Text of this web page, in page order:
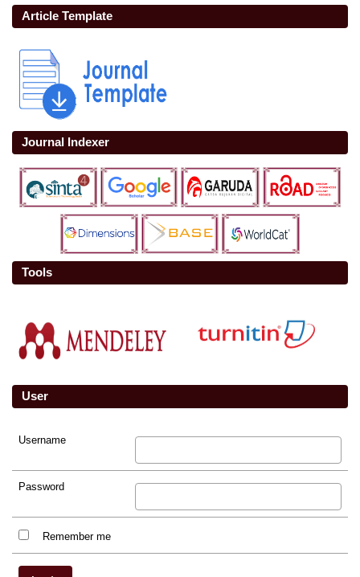
Article Template
Journal Indexer
Tools
User
Username
Password
Remember me